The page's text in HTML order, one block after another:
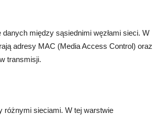
danych między sąsiednimi węzłami sieci. W
adresy MAC (Media Access Control) oraz
transmisji.
różnymi sieciami. W tej warstwie